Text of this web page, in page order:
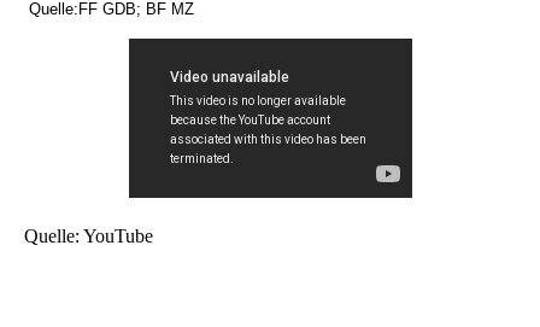
Quelle:FF GDB; BF MZ
Quelle: YouTube